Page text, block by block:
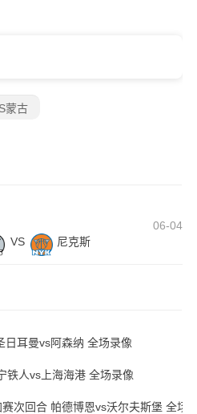
蒙古
06-04
VS 尼克斯
耳曼vs阿森纳 全场录像
铁人vs上海海港 全场录像
次回合 帕德博恩vs沃尔夫斯堡 全场